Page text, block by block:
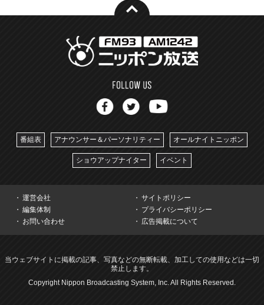
番組表 アナウンサー＆パーソナリティー オールナイトニッポン
ショウアップナイター イベント
運営会社
サイトポリシー
編集体制
プライバシーポリシー
お問い合わせ
広告掲載について
当ウェブサイトに掲載の記事、写真などの無断転載、加工しての使用などは一切
禁止します。
Copyright Nippon Broadcasting System, Inc. All Rights Reserved.